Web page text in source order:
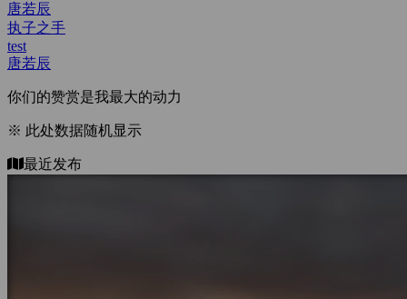
唐若辰
执子之手
test
唐若辰
你们的赞赏是我最大的动力
※ 此处数据随机显示
最近发布